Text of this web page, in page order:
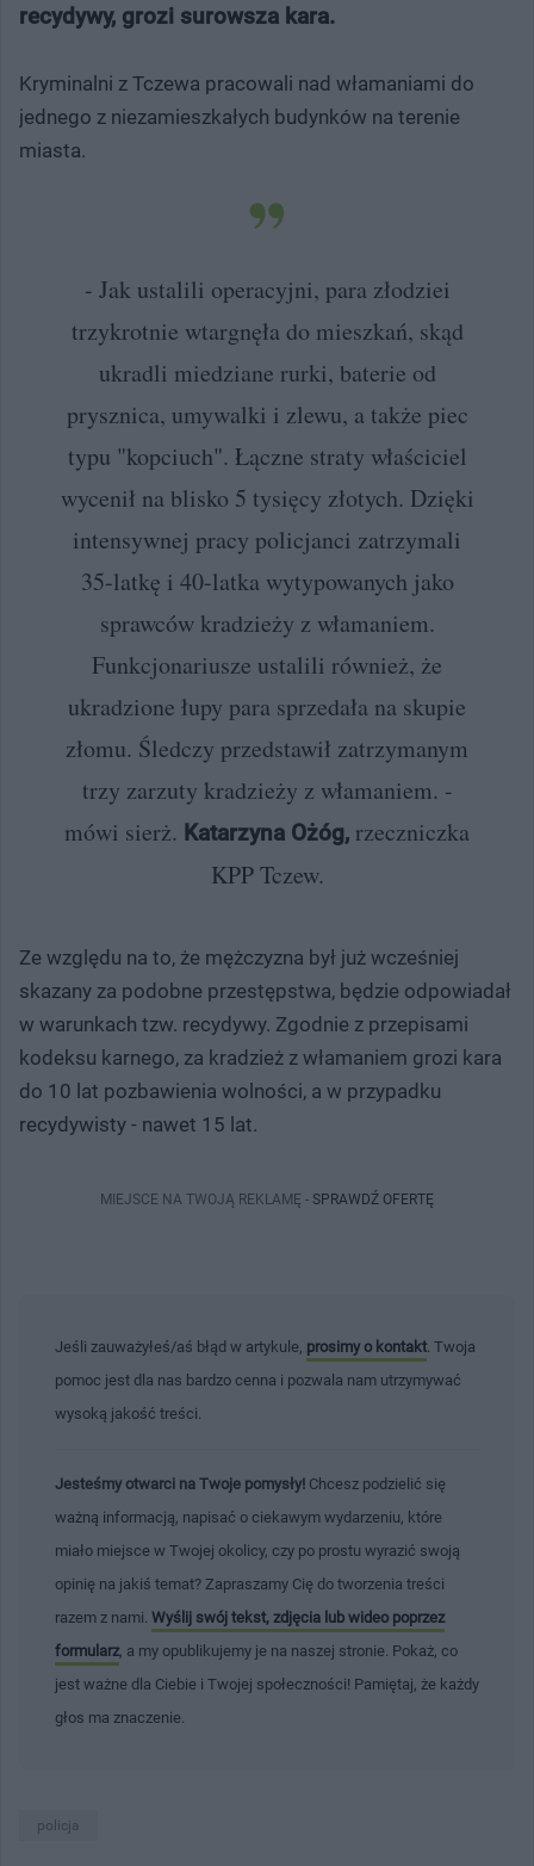
recydywy, grozi surowsza kara.
Kryminalni z Tczewa pracowali nad włamaniami do
jednego z niezamieszkałych budynków na terenie
miasta.
- Jak ustalili operacyjni, para złodziei
trzykrotnie wtargnęła do mieszkań, skąd
ukradli miedziane rurki, baterie od
prysznica, umywalki i zlewu, a także piec
typu "kopciuch". Łączne straty właściciel
wycenił na blisko 5 tysięcy złotych. Dzięki
intensywnej pracy policjanci zatrzymali
35-latkę i 40-latka wytypowanych jako
sprawców kradzieży z włamaniem.
Funkcjonariusze ustalili również, że
ukradzione łupy para sprzedała na skupie
złomu. Śledczy przedstawił zatrzymanym
trzy zarzuty kradzieży z włamaniem. -
mówi sierż. Katarzyna Ożóg, rzeczniczka
KPP Tczew.
Ze względu na to, że mężczyzna był już wcześniej
skazany za podobne przestępstwa, będzie odpowiadał
w warunkach tzw. recydywy. Zgodnie z przepisami
kodeksu karnego, za kradzież z włamaniem grozi kara
do 10 lat pozbawienia wolności, a w przypadku
recydywisty - nawet 15 lat.
MIEJSCE NA TWOJĄ REKLAMĘ - SPRAWDŹ OFERTĘ
Jeśli zauważyłeś/aś błąd w artykule, prosimy o kontakt . Twoja
pomoc jest dla nas bardzo cenna i pozwala nam utrzymywać
wysoką jakość treści.
Jesteśmy otwarci na Twoje pomysły! Chcesz podzielić się
ważną informacją, napisać o ciekawym wydarzeniu, które
miało miejsce w Twojej okolicy, czy po prostu wyrazić swoją
opinię na jakiś temat? Zapraszamy Cię do tworzenia treści
razem z nami. Wyślij swój tekst, zdjęcia lub wideo poprzez
formularz , a my opublikujemy je na naszej stronie. Pokaż, co
jest ważne dla Ciebie i Twojej społeczności! Pamiętaj, że każdy
głos ma znaczenie.
policja